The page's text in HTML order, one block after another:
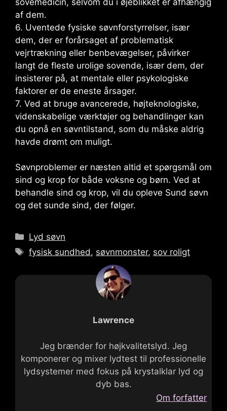
af dem.
6. Uventede fysiske søvnforstyrrelser, især
dem, der er forårsaget af problematisk
vejrtrækning eller benbevægelser, påvirker
langt de fleste urolige sovende, især dem, der
insisterer på, at mentale eller psykologiske
faktorer er de eneste årsager.
7. Ved at bruge avancerede, højteknologiske,
videnskabelige værktøjer og behandlinger kan
du opnå en søvntilstand, som du måske aldrig
havde drømt om muligt.
Søvnproblemer er næsten altid et spørgsmål om
sind og krop for både voksne og børn. Ved at
behandle sind og krop, vil du opleve Sund søvn
og det sunde sind, der følger.
Kategorier
Lyd søvn
Tags
fysisk sundhed, søvnmonster, sov roligt
Lawrence
Jeg brænder for højkvalitetslyd. Jeg
komponerer og mixer lydtest til professionelle
lydsystemer med fokus på krystalklar lyd og
dyb bas.
Om forfatter